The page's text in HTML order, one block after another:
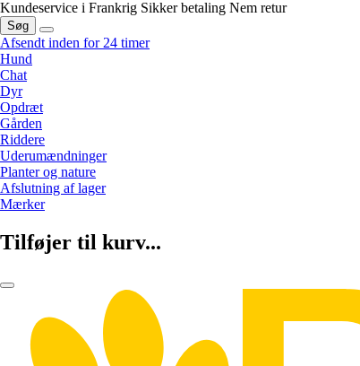
Kundeservice i Frankrig Sikker betaling Nem retur
Søg
Afsendt inden for 24 timer
Hund
Chat
Dyr
Opdræt
Gården
Riddere
Uderumændninger
Planter og nature
Afslutning af lager
Mærker
Tilføjer til kurv...